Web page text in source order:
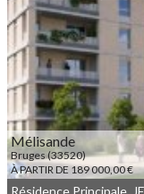
À PARTIR DE 136
Mélisande
Bruges (33520)
À PARTIR DE 189 000,00 €
Résidence Principale,